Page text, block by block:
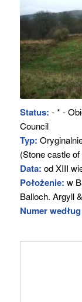
Status: - * -
Council
Typ:
(Stone castle
Data: od XIII
Położenie: w
Balloch. Argyll
Numer